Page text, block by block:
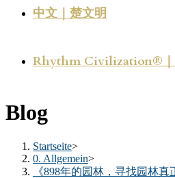
中文｜楚文明
Rhythm Civilization®｜
Blog
Startseite>
0. Allgemein>
《898年的园林，寻找园林